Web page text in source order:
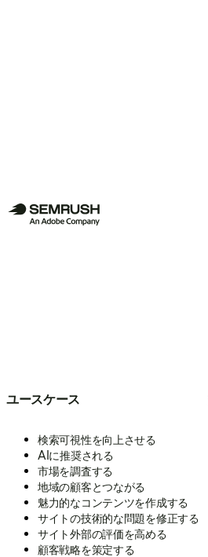
ユースケース
検索可視性を向上させる
AIに推奨される
市場を調査する
地域の顧客とつながる
魅力的なコンテンツを作成する
サイトの技術的な問題を修正する
サイト外部の評価を高める
顧客戦略を策定する